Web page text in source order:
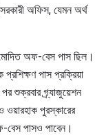
সরকারী অফিস, যেমন অর্থ
অফ-বেস পাস ছিল।
পাস প্রক্রিয়া
শুক্রবার গ্র্যাজুয়েশন
ওয়ারহাক পুরস্কারের
বেস পাসও পাবেন।